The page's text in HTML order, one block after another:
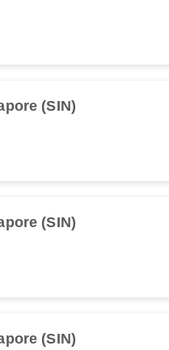
(SIN)
(SIN)
(SIN)